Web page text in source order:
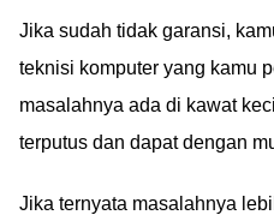
Jika sudah tidak garansi,
teknisi komputer yang kamu
masalahnya ada di kawat
terputus dan dapat dengan
Jika ternyata masalahnya